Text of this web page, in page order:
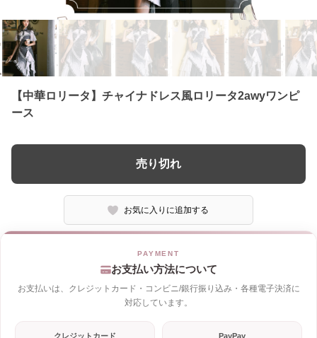
【中華ロリータ】チャイナドレス風ロリータ2awyワンピ
ース
売り切れ
お気に入りに追加する
お支払い方法について
お支払いは、クレジットカード・コンビニ/銀行振り込み・各種電子決済に
対応しています。
クレジットカード PayPay